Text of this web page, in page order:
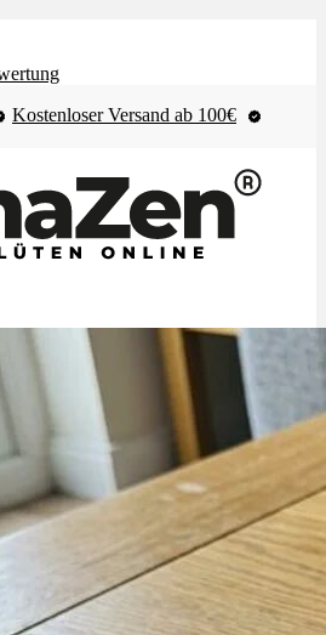
Kostenloser Versand ab 100€